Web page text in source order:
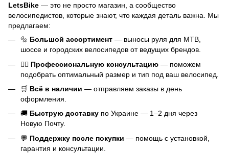
LetsBike — это не просто магазин, а сообщество
велосипедистов, которые знают, что каждая деталь важна. Мы
предлагаем:
🔩 Большой ассортимент — выносы руля для MTB,
шоссе и городских велосипедов от ведущих брендов.
🚴‍♂️ Профессиональную консультацию — поможем
подобрать оптимальный размер и тип под ваш велосипед.
🛒 Всё в наличии — отправляем заказы в день
оформления.
🚚 Быструю доставку по Украине — 1–2 дня через
Новую Почту.
💬 Поддержку после покупки — помощь с установкой,
гарантия и консультации.